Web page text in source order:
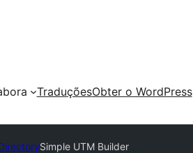
TraduçõesObter o WordPress
Simple UTM Builder